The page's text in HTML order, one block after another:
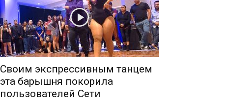
Своим экспрессивным танцем
эта барышня покорила
пользователей Сети